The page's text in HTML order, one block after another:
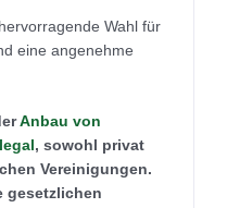
Wahl für
eine angenehme
Anbau von
, sowohl privat
Vereinigungen.
gesetzlichen